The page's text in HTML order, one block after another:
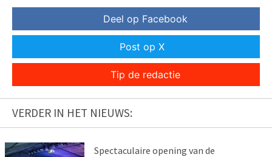
Deel op Facebook
Post op X
Tip de redactie
VERDER IN HET NIEUWS:
Spectaculaire opening van de